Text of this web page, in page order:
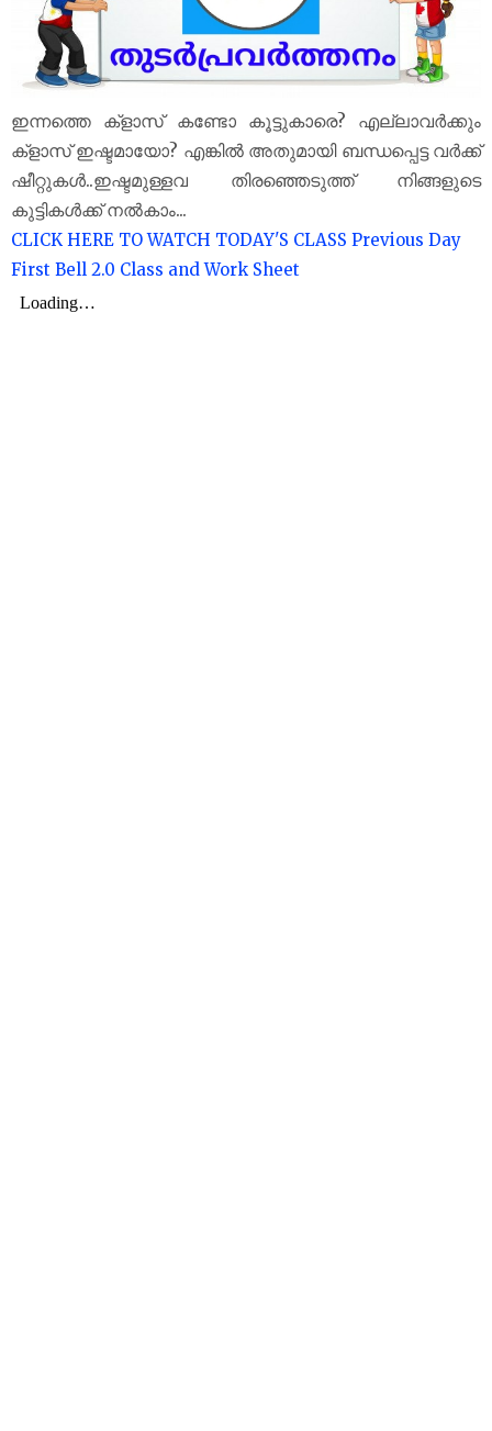
ഇന്നത്തെ ക്‌ളാസ് കണ്ടോ കൂട്ടുകാരെ? എല്ലാവർക്കും
ക്‌ളാസ് ഇഷ്ടമായോ? എങ്കിൽ അതുമായി ബന്ധപ്പെട്ട വർക്ക്
ഷീറ്റുകൾ..ഇഷ്ടമുള്ളവ തിരഞ്ഞെടുത്ത് നിങ്ങളുടെ
കുട്ടികൾക്ക് നൽകാം...
CLICK HERE TO WATCH TODAY'S CLASS Previous Day
First Bell 2.0 Class and Work Sheet